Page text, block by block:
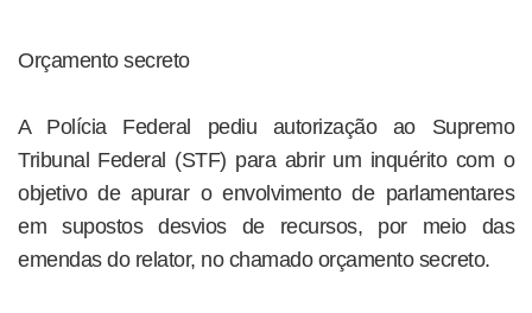
Orçamento secreto
A Polícia Federal pediu autorização ao Supremo
Tribunal Federal (STF) para abrir um inquérito com o
objetivo de apurar o envolvimento de parlamentares
em supostos desvios de recursos, por meio das
emendas do relator, no chamado orçamento secreto.